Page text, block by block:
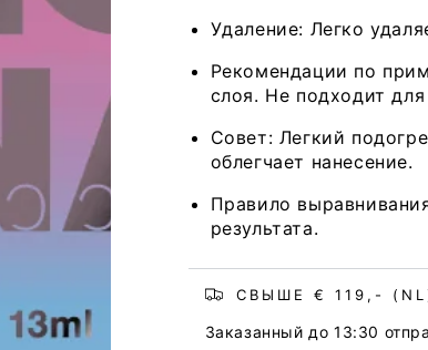
медиа
в
окне
Удаление: Легко
Рекомендации по
слоя. Не подходит
Совет: Легкий
облегчает нанесение.
Правило
результата.
СВЫШЕ € 119,-
Заказанный до 13:30